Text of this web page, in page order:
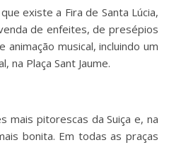
existe a Fira de Santa Lúcia,
de enfeites, de presépios
musical, incluindo um
na Plaça Sant Jaume.
mais pitorescas da Suiça e, na
bonita. Em todas as praças